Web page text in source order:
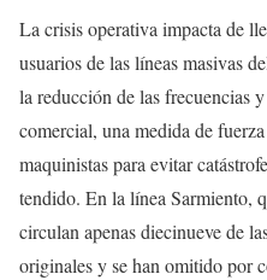
La crisis operativa impacta de
usuarios de las líneas masivas
la reducción de las frecuencias
comercial, una medida de
maquinistas para evitar
tendido. En la línea Sarmiento,
circulan apenas diecinueve de
originales y se han omitido por